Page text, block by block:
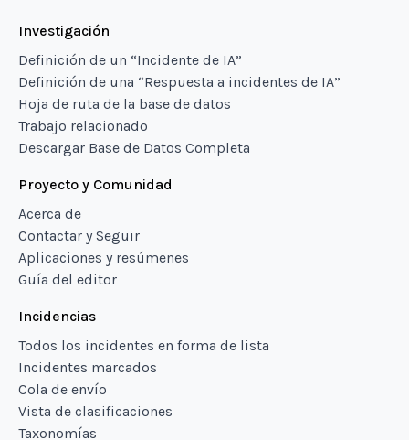
Investigación
Definición de un “Incidente de IA”
Definición de una “Respuesta a incidentes de IA”
Hoja de ruta de la base de datos
Trabajo relacionado
Descargar Base de Datos Completa
Proyecto y Comunidad
Acerca de
Contactar y Seguir
Aplicaciones y resúmenes
Guía del editor
Incidencias
Todos los incidentes en forma de lista
Incidentes marcados
Cola de envío
Vista de clasificaciones
Taxonomías